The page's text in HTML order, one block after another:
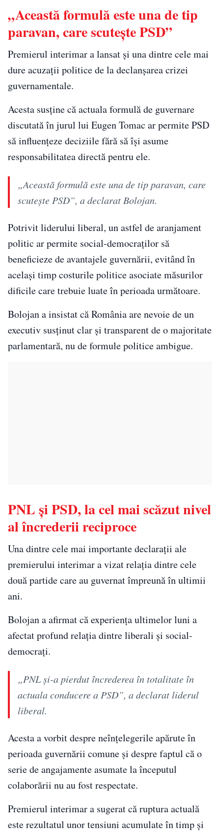
„Această formulă este una de tip
paravan, care scutește PSD”
Premierul interimar a lansat și una dintre cele mai
dure acuzații politice de la declanșarea crizei
guvernamentale.
Acesta susține că actuala formulă de guvernare
discutată în jurul lui Eugen Tomac ar permite PSD
să influențeze deciziile fără să își asume
responsabilitatea directă pentru ele.
„Această formulă este una de tip paravan, care
scutește PSD”, a declarat Bolojan.
Potrivit liderului liberal, un astfel de aranjament
politic ar permite social-democraților să
beneficieze de avantajele guvernării, evitând în
același timp costurile politice asociate măsurilor
dificile care trebuie luate în perioada următoare.
Bolojan a insistat că România are nevoie de un
executiv susținut clar și transparent de o majoritate
parlamentară, nu de formule politice ambigue.
PNL și PSD, la cel mai scăzut nivel
al încrederii reciproce
Una dintre cele mai importante declarații ale
premierului interimar a vizat relația dintre cele
două partide care au guvernat împreună în ultimii
ani.
Bolojan a afirmat că experiența ultimelor luni a
afectat profund relația dintre liberali și social-
democrați.
„PNL și-a pierdut încrederea în totalitate în
actuala conducere a PSD”, a declarat liderul
liberal.
Acesta a vorbit despre neînțelegerile apărute în
perioada guvernării comune și despre faptul că o
serie de angajamente asumate la începutul
colaborării nu au fost respectate.
Premierul interimar a sugerat că ruptura actuală
este rezultatul unor tensiuni acumulate în timp și